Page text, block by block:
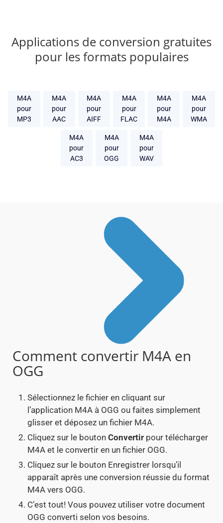
Applications de conversion gratuites
pour les formats populaires
M4A
pour
MP3
M4A
pour
AAC
M4A
pour
AIFF
M4A
pour
FLAC
M4A
pour
M4A
M4A
pour
WMA
M4A
pour
AC3
M4A
pour
OGG
M4A
pour
WAV
Comment convertir M4A en
OGG
Sélectionnez le fichier en cliquant sur
l’application M4A à OGG ou faites simplement
glisser et déposez un fichier M4A.
Cliquez sur le bouton Convertir pour télécharger
M4A et le convertir en un fichier OGG.
Cliquez sur le bouton Enregistrer lorsqu’il
apparaît après une conversion réussie du format
M4A vers OGG.
C’est tout! Vous pouvez utiliser votre document
OGG converti selon vos besoins.